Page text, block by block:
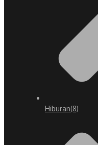
Hiburan(8)